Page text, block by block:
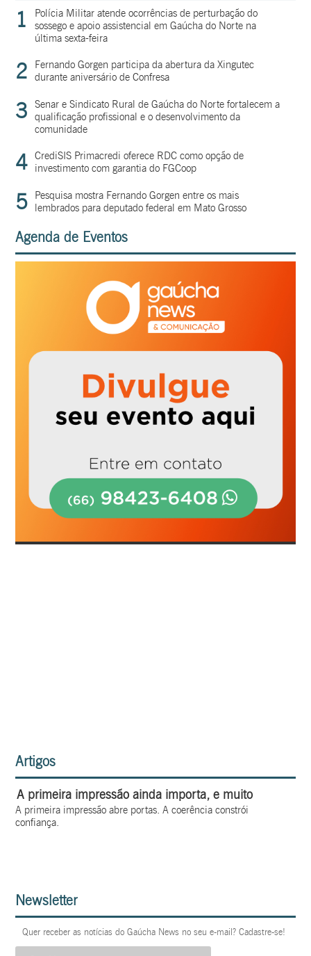
1
Polícia Militar atende ocorrências de perturbação do
sossego e apoio assistencial em Gaúcha do Norte na
última sexta-feira
2
Fernando Gorgen participa da abertura da Xingutec
durante aniversário de Confresa
3
Senar e Sindicato Rural de Gaúcha do Norte fortalecem a
qualificação profissional e o desenvolvimento da
comunidade
4 CrediSIS Primacredi oferece RDC como opção de
investimento com garantia do FGCoop
5
Pesquisa mostra Fernando Gorgen entre os mais
lembrados para deputado federal em Mato Grosso
Agenda de Eventos
Artigos
A primeira impressão ainda importa, e muito
A primeira impressão abre portas. A coerência constrói
confiança.
Newsletter
Quer receber as notícias do Gaúcha News no seu e-mail? Cadastre-se!